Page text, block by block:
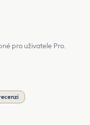
pro uživatele Pro.